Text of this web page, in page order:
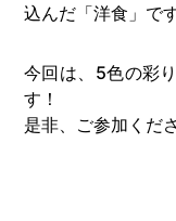
込んだ「洋食」です
今回は、5色の彩
す！
是非、ご参加くだ